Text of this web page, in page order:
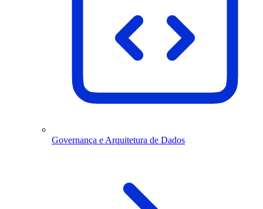
Governança e Arquitetura de Dados